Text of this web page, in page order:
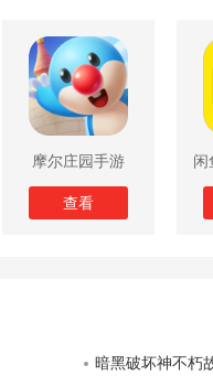
摩尔庄园手游
查看
闲
暗黑破坏神不朽